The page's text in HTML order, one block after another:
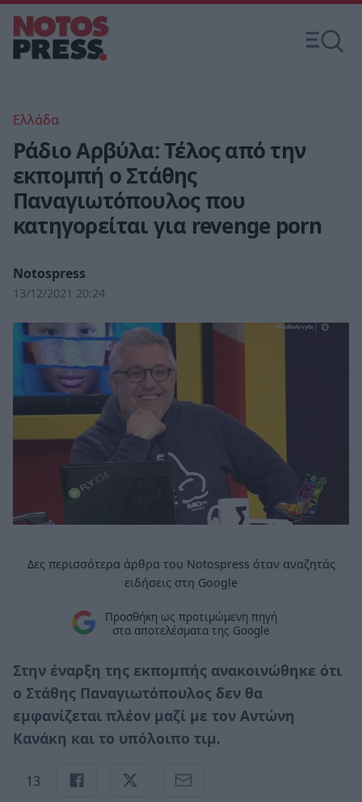
Ελλάδα
Ράδιο Αρβύλα: Τέλος από την
εκπομπή ο Στάθης
Παναγιωτόπουλος που
κατηγορείται για revenge porn
Notospress
13/12/2021 20:24
Δες περισσότερα άρθρα του Notospress όταν αναζητάς
ειδήσεις στη Google
Προσθήκη ως προτιμώμενη πηγή
στα αποτελέσματα της Google
Στην έναρξη της εκπομπής ανακοινώθηκε ότι
ο Στάθης Παναγιωτόπουλος δεν θα
εμφανίζεται πλέον μαζί με τον Αντώνη
Κανάκη και το υπόλοιπο τιμ.
13